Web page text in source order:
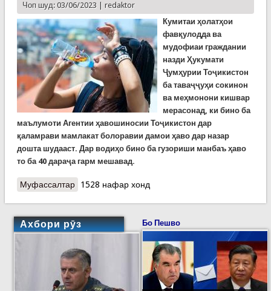
Чоп шуд: 03/06/2023 | redaktor
Кумитаи ҳолатҳои
фавқулодда ва
мудофиаи граждании
назди Ҳукумати
Ҷумҳурии Тоҷикистон
ба таваҷҷуҳи сокинон
ва меҳмонони кишвар
мерасонад, ки бино ба
маълумоти Агентии ҳавошиносии Тоҷикистон дар
қаламрави мамлакат болоравии дамои ҳаво дар назар
дошта шудааст. Дар водиҳо бино ба гузориши манбаъ ҳаво
то ба 40 дараҷа гарм мешавад.
Муфассалтаро Ҳушдори Кумитаи ҳолатҳои фавқулодда аз
1528 нафар хонд
Ахбори рӯз Бо Пешво